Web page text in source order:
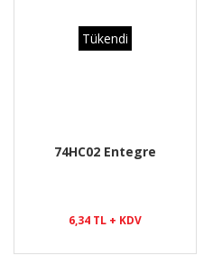
Tükendi
74HC02 Entegre
6,34 TL + KDV